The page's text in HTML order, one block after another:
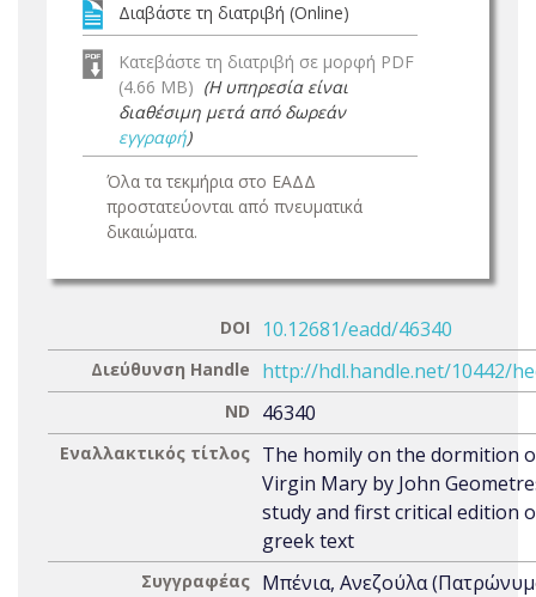
Διαβάστε τη διατριβή (Online)
Κατεβάστε τη διατριβή σε μορφή PDF
(4.66 MB) (Η υπηρεσία είναι
διαθέσιμη μετά από δωρεάν
εγγραφή)
Όλα τα τεκμήρια στο ΕΑΔΔ
προστατεύονται από πνευματικά
δικαιώματα.
DOI 10.12681/eadd/46340
Διεύθυνση Handle http://hdl.handle.net/10442/
ND 46340
Εναλλακτικός τίτλος The homily on the dormition
Virgin Mary by John
study and first critical edition
greek text
Συγγραφέας Μπένια, Ανεζούλα